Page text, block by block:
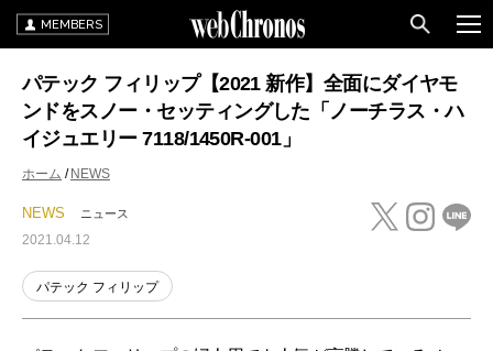
MEMBERS
パテック フィリップ【2021 新作】全面にダイヤモ
ンドをスノー・セッティングした「ノーチラス・ハ
イジュエリー 7118/1450R-001」
ホーム NEWS
NEWS ニュース
2021.04.12
パテック フィリップ